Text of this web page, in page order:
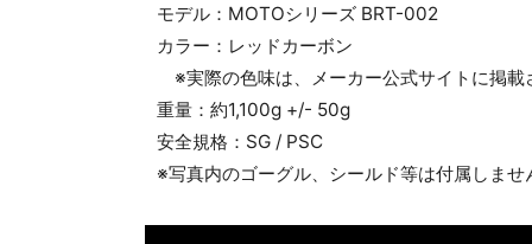
モデル：MOTOシリーズ BRT-002
カラー：レッドカーボン
※実際の色味は、メーカー公式サイトに掲
重量：約1,100g +/- 50g
安全規格：SG / PSC
※写真内のゴーグル、シールド等は付属しませ